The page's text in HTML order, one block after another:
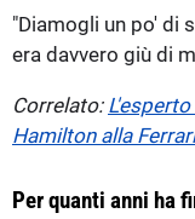
"Diamogli un po' di
era davvero giù di
Correlato:
Hamilton alla Ferrari
Per quanti anni ha